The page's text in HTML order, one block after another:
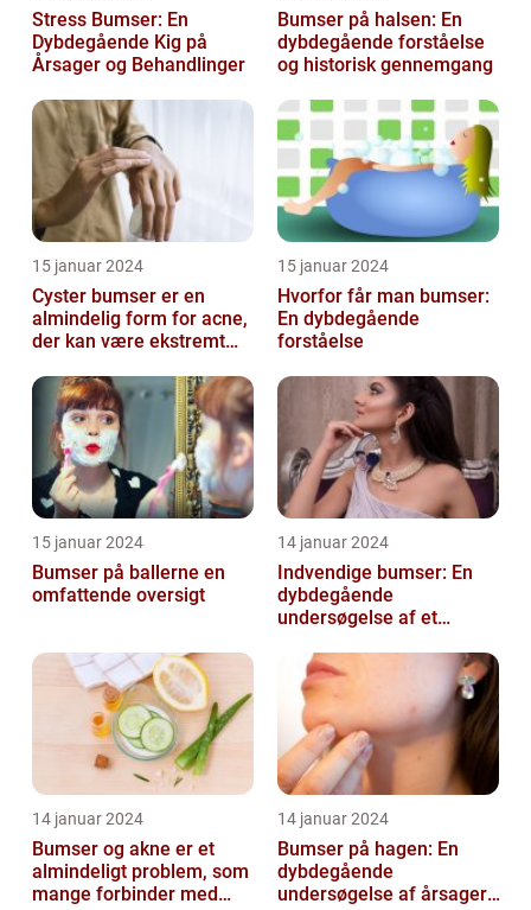
Stress Bumser: En
Dybdegående Kig på
Årsager og Behandlinger
Bumser på halsen: En
dybdegående forståelse
og historisk gennemgang
15 januar 2024
Cyster bumser er en
almindelig form for acne,
der kan være ekstremt
belastende for d...
15 januar 2024
Hvorfor får man bumser:
En dybdegående
forståelse
15 januar 2024
Bumser på ballerne en
omfattende oversigt
14 januar 2024
Indvendige bumser: En
dybdegående
undersøgelse af et
14 januar 2024
Bumser og akne er et
almindeligt problem, som
mange forbinder med
14 januar 2024
Bumser på hagen: En
dybdegående
undersøgelse af årsager,